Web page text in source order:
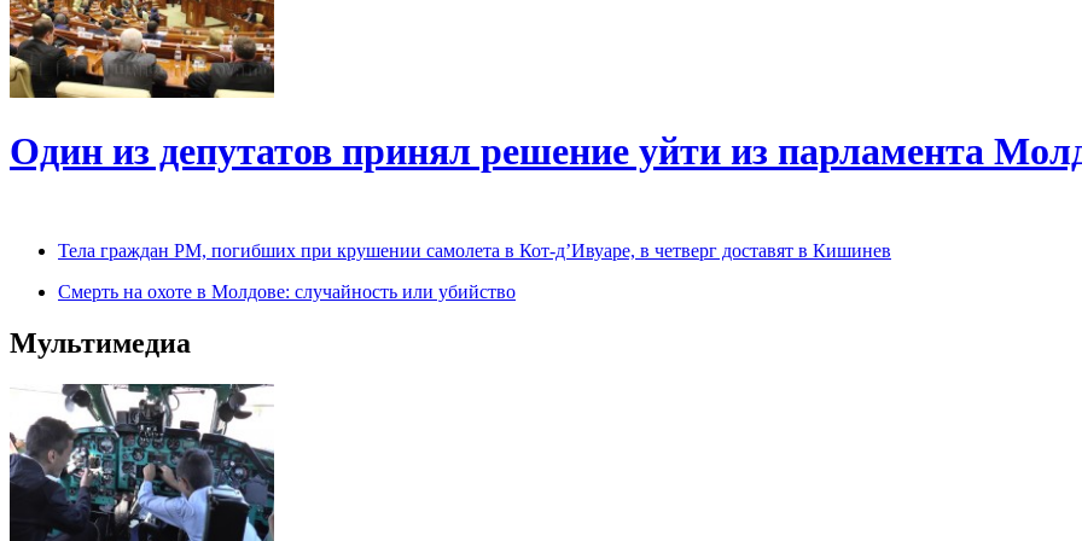
Один из депутатов принял решение уйти из парламента
Тела граждан РМ, погибших при крушении самолета в Кот-д’Ивуаре, в четверг доставят в Кишинев
Смерть на охоте в Молдове: случайность или убийство
Мультимедиа